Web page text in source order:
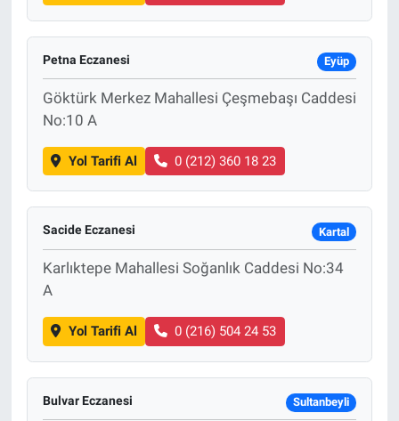
Petna Eczanesi Eyüp
Göktürk Merkez Mahallesi Çeşmebaşı Caddesi
No:10 A
Yol Tarifi Al 0 (212) 360 18 23
Sacide Eczanesi Kartal
Karlıktepe Mahallesi Soğanlık Caddesi No:34
A
Yol Tarifi Al 0 (216) 504 24 53
Bulvar Eczanesi Sultanbeyli